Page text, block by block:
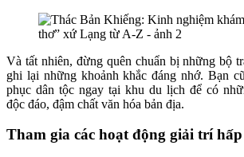
Và tất nhiên, đừng quên chuẩn bị những bộ
ghi lại những khoảnh khắc đáng nhớ. Bạn
phục dân tộc ngay tại khu du lịch để có
độc đáo, đậm chất văn hóa bản địa.
Tham gia các hoạt động giải trí